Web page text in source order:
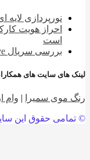
نورپردازی لایه ای
احراز هویت
بررسی سریال Alice and Steve در Hulu با بازی نیکولا واکر
های سایت های همکاران
موی سمیرا|وام ازدواج
حقوق این سایت